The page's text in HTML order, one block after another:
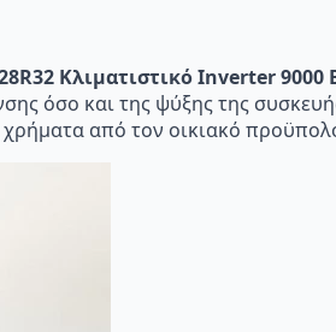
Κλιματιστικό Inverter 9000
όσο και της ψύξης της
χρήματα από τον οικιακό